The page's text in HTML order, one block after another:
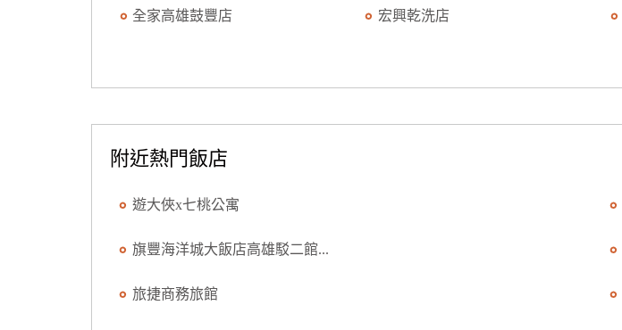
全家高雄鼓豐店 宏興乾洗店
附近熱門飯店
遊大俠x七桃公寓
旗豐海洋城大飯店高雄駁二館...
旅捷商務旅館